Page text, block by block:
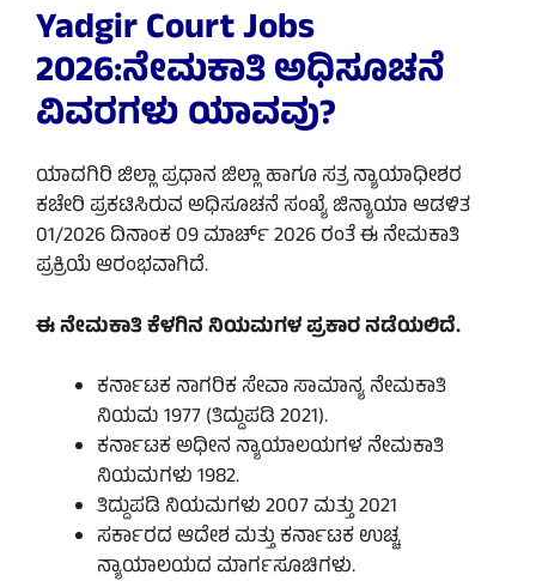
Yadgir Court Jobs
2026:ನೇಮಕಾತಿ ಅಧಿಸೂಚನೆ
ವಿವರಗಳು ಯಾವವು?
ಯಾದಗಿರಿ ಜಿಲ್ಲಾ ಪ್ರಧಾನ ಜಿಲ್ಲಾ ಹಾಗೂ ಸತ್ರ ನ್ಯಾಯಾಧೀಶರ
ಕಚೇರಿ ಪ್ರಕಟಿಸಿರುವ ಅಧಿಸೂಚನೆ ಸಂಖ್ಯೆ ಜಿನ್ಯಾಯಾ ಆಡಳಿತ
01/2026 ದಿನಾಂಕ 09 ಮಾರ್ಚ್ 2026 ರಂತೆ ಈ ನೇಮಕಾತಿ
ಪ್ರಕ್ರಿಯೆ ಆರಂಭವಾಗಿದೆ.
ಈ ನೇಮಕಾತಿ ಕೆಳಗಿನ ನಿಯಮಗಳ ಪ್ರಕಾರ ನಡೆಯಲಿದೆ.
ಕರ್ನಾಟಕ ನಾಗರಿಕ ಸೇವಾ ಸಾಮಾನ್ಯ ನೇಮಕಾತಿ
ನಿಯಮ 1977 (ತಿದ್ದುಪಡಿ 2021).
ಕರ್ನಾಟಕ ಅಧೀನ ನ್ಯಾಯಾಲಯಗಳ ನೇಮಕಾತಿ
ನಿಯಮಗಳು 1982.
ತಿದ್ದುಪಡಿ ನಿಯಮಗಳು 2007 ಮತ್ತು 2021
ಸರ್ಕಾರದ ಆದೇಶ ಮತ್ತು ಕರ್ನಾಟಕ ಉಚ್ಚ
ನ್ಯಾಯಾಲಯದ ಮಾರ್ಗಸೂಚಿಗಳು.